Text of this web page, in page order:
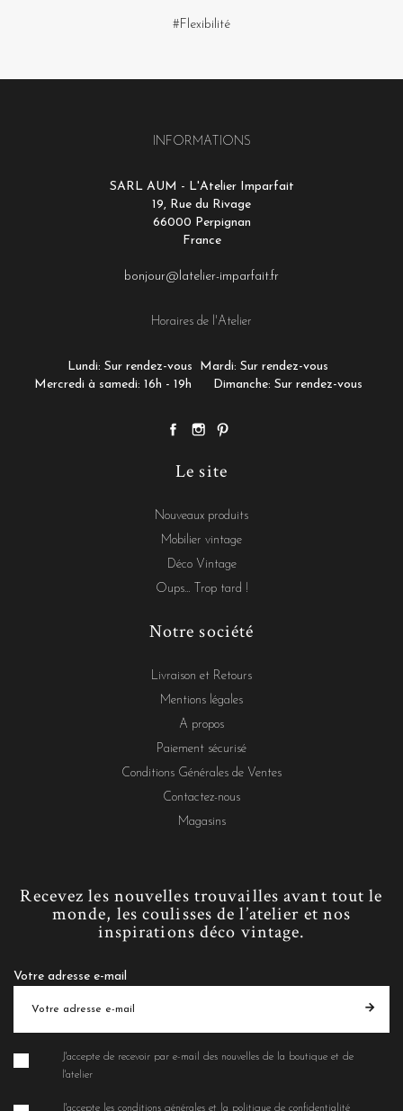
#Flexibilité
INFORMATIONS
SARL AUM - L'Atelier Imparfait
19, Rue du Rivage
66000 Perpignan
France
bonjour@latelier-imparfait.fr
Horaires de l'Atelier
Lundi: Sur rendez-vous
Mardi: Sur rendez-vous
Mercredi à samedi: 16h - 19h
Dimanche: Sur rendez-vous
Le site
Nouveaux produits
Mobilier vintage
Déco Vintage
Oups... Trop tard !
Notre société
Livraison et Retours
Mentions légales
A propos
Paiement sécurisé
Conditions Générales de Ventes
Contactez-nous
Magasins
Recevez les nouvelles trouvailles avant tout le
monde, les coulisses de l’atelier et nos
inspirations déco vintage.
Votre adresse e-mail
J'accepte de recevoir par e-mail des nouvelles de la boutique et de
l'atelier
J'accepte les conditions générales et la politique de confidentialité